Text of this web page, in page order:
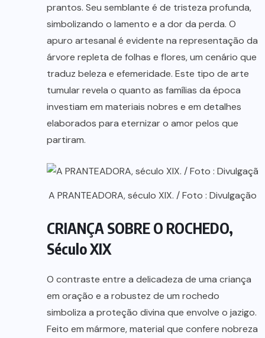
prantos. Seu semblante é de tristeza profunda,
simbolizando o lamento e a dor da perda. O
apuro artesanal é evidente na representação da
árvore repleta de folhas e flores, um cenário que
traduz beleza e efemeridade. Este tipo de arte
tumular revela o quanto as famílias da época
investiam em materiais nobres e em detalhes
elaborados para eternizar o amor pelos que
partiram.
A PRANTEADORA, século XIX. / Foto : Divulgação
CRIANÇA SOBRE O ROCHEDO,
Século XIX
O contraste entre a delicadeza de uma criança
em oração e a robustez de um rochedo
simboliza a proteção divina que envolve o jazigo.
Feito em mármore, material que confere nobreza